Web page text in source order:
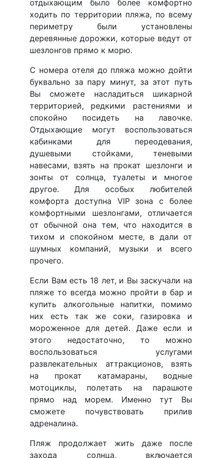
отдыхающим было более комфортно
ходить по территории пляжа, по всему
периметру были установлены
деревянные дорожки, которые ведут от
шезлонгов прямо к морю.
С номера отеля до пляжа можно дойти
буквально за пару минут, за этот путь
Вы сможете насладиться шикарной
территорией, редкими растениями и
спокойно посидеть на лавочке.
Отдыхающие могут воспользоваться
кабинками для переодевания,
душевыми стойками, теневыми
навесами, взять на прокат шезлонги и
зонты от солнца, туалеты и многое
другое. Для особых любителей
комфорта доступна VIP зона с более
комфортными шезлонгами, отличается
от обычной она тем, что находится в
тихом и спокойном месте, в дали от
шумных компаний, музыки и всего
прочего.
Если Вам есть 18 лет, и Вы заскучали на
пляже то всегда можно пройти в бар и
купить алкогольные напитки, помимо
них есть так же соки, газировка и
мороженное для детей. Даже если и
этого недостаточно, то можно
воспользоваться услугами
развлекательных аттракционов, взять
на прокат катамараны, водные
мотоциклы, полетать на парашюте
прямо над морем. Именно тут Вы
сможете почувствовать прилив
адреналина.
Пляж продолжает жить даже после
захода солнца, включается